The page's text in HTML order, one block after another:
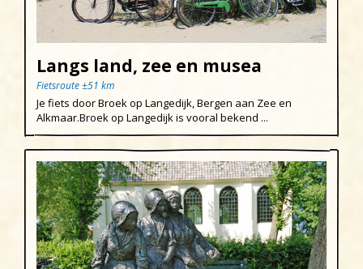
Langs land, zee en musea
Fietsroute ±51 km
Je fiets door Broek op Langedijk, Bergen aan Zee en
Alkmaar.Broek op Langedijk is vooral bekend ...